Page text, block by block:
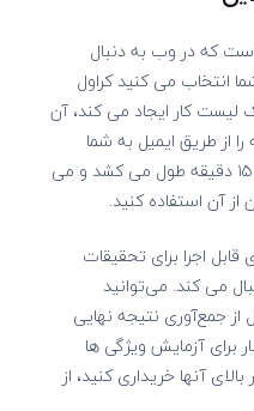
که در وب به دنبال
انتخاب می کنید کراول
کار ایجاد می کند، آن
از طریق ایمیل به شما
تحویل می دهد. تکمیل آن حداقل ۱۵ دقیقه طول می کشد و می
از آن استفاده کنید.
قابل اجرا برای تحقیقات
می کند. می‌توانید
از جمع‌آوری نتیجه نهایی
برای آزمایش ویژگی ها
آنها خریداری کنید، از